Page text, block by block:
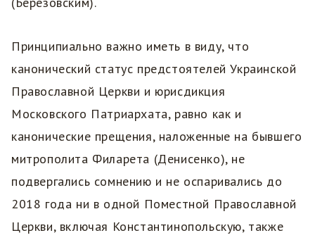
Принципиально важно иметь в виду, что
канонический статус предстоятелей Украинской
Православной Церкви и юрисдикция
Московского Патриархата, равно как и
канонические прещения, наложенные на бывшего
митрополита Филарета (Денисенко), не
подвергались сомнению и не оспаривались до
2018 года ни в одной Поместной Православной
Церкви, включая Константинопольскую, также